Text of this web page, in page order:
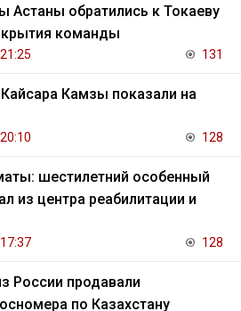
Астаны обратились к Токаеву
команды
131
Камзы показали на
128
шестилетний особенный
из центра реабилитации и
128
России продавали
по Казахстану